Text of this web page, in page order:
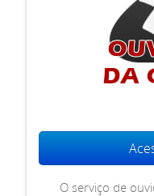
O serviço de